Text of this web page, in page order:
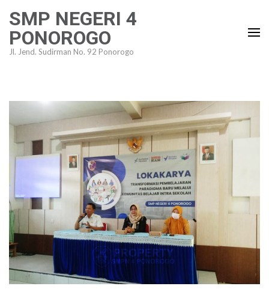
ke
konten
(Tekan
SMP NEGERI 4
PONOROGO
Jl. Jend. Sudirman No. 92 Ponorogo